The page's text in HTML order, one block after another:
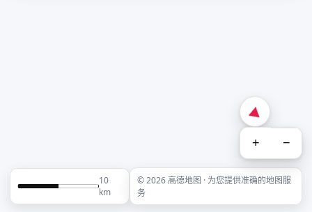
+ −
10
km
© 2026 高德地图 · 为您提供准确的地图服
务